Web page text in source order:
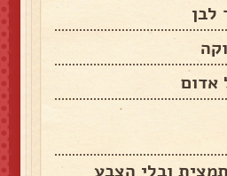
אדום
ובלי הצבע